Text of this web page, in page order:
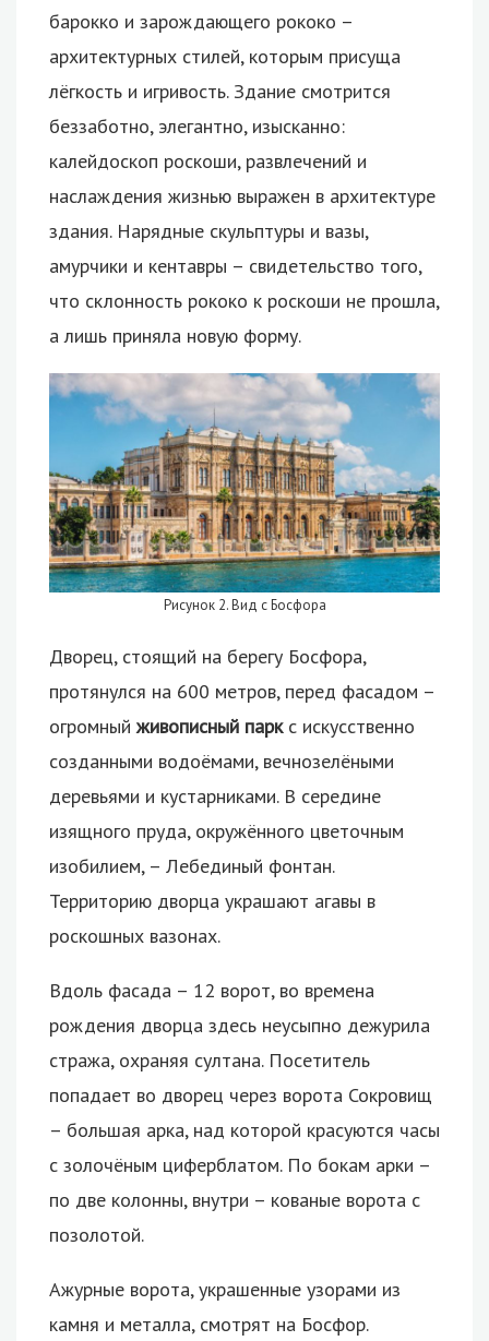
барокко и зарождающего рококо –
архитектурных стилей, которым присуща
лёгкость и игривость. Здание смотрится
беззаботно, элегантно, изысканно:
калейдоскоп роскоши, развлечений и
наслаждения жизнью выражен в архитектуре
здания. Нарядные скульптуры и вазы,
амурчики и кентавры – свидетельство того,
что склонность рококо к роскоши не прошла,
а лишь приняла новую форму.
Рисунок 2. Вид с Босфора
Дворец, стоящий на берегу Босфора,
протянулся на 600 метров, перед фасадом –
огромныйживописный паркс искусственно
созданными водоёмами, вечнозелёными
деревьями и кустарниками. В середине
изящного пруда, окружённого цветочным
изобилием, – Лебединый фонтан.
Территорию дворца украшают агавы в
роскошных вазонах.
Вдоль фасада – 12 ворот, во времена
рождения дворца здесь неусыпно дежурила
стража, охраняя султана. Посетитель
попадает во дворец через ворота Сокровищ
– большая арка, над которой красуются часы
с золочёным циферблатом. По бокам арки –
по две колонны, внутри – кованые ворота с
позолотой.
Ажурные ворота, украшенные узорами из
камня и металла, смотрят на Босфор.